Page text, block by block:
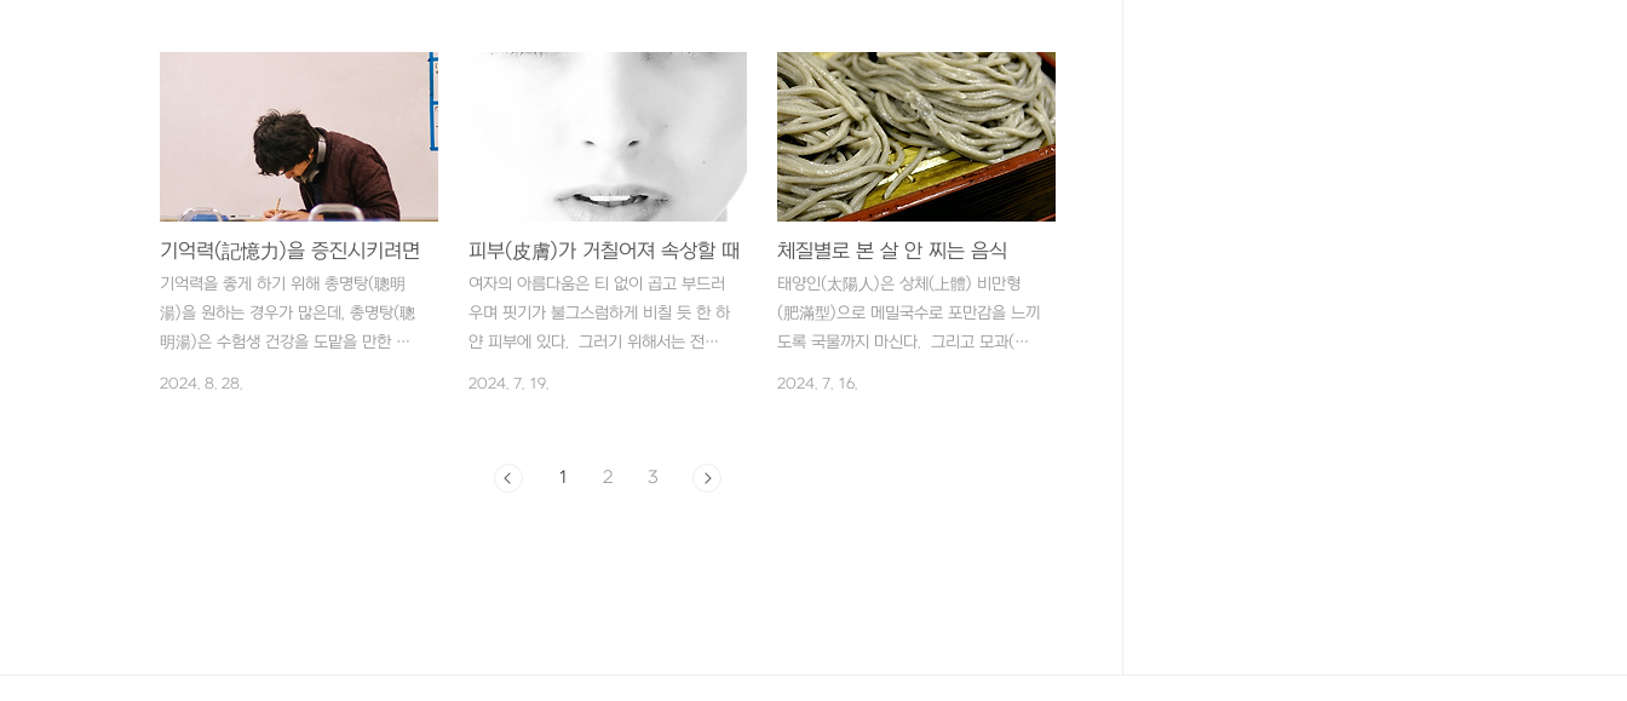
로 역시 새콤한 음식이 좋다. 그리고 오
미자차(五味子茶)가 가장 무난하고 효과
가 있다. 특히 눈이 침침해지고 입이 마
르며 침이 걸쭉해지고 입에서 냄새가 날
때 마시도록 한다. 매실(梅實)은 여름
더위로 온몸이 펄펄 끓을 때나 여름 설사
(泄瀉)에 좋다. 오매(烏梅)는 매실(梅
實)을 검게 태운 것으로 건재약국에서 구
입할 수 있는데, 이것을 흐르는 물에 씻
(綠茶)는 갈증(渴症)이 나고 속이 답답
하며 머리가 아프고 눈이 껄끄러울 때 좋
다.”고 했다. 또한 녹차(綠茶)는 각성(覺
醒)작용이 있어 수면(睡眠)을 덜어주며
체내 수분대사(水分代謝)를 촉진시켜 소
변(小便)을 순조롭게 해준다. 그리고 ‘온
역(溫疫)’이라는 질병에 아주 좋은데, 온
피성 체질인 경우에는 더 심하다. 여름
을 타면 머리가 무겁고 맑지 못하며, 자
주 졸리고 눕고만 싶으며, 하품을 자주
한다. 또한 기억력이 떨어지며, 매사에
의욕이 없고 초조하며, 화를 잘 내고 끈
기가 없어진다. 뿐만 아니라 눈꺼풀이
잘 떨리고 다리에 쥐가 잘 나며 항상 미
열(微熱)을 느끼고 우울하다. 이렇게 여
름나기 힘든 수험생에게 가장 좋은 식품
은 까치콩이다. 동의보감(東醫寶鑑)에
기억력(記憶力)을 증진시키려면
기억력을 좋게 하기 위해 총명탕(聰明
湯)을 원하는 경우가 많은데, 총명탕(聰
明湯)은 수험생 건강을 도맡을 만한 대
2024. 8. 28.
피부(皮膚)가 거칠어져 속상할 때
여자의 아름다움은 티 없이 곱고 부드러
우며 핏기가 불그스럼하게 비칠 듯 한 하
얀 피부에 있다. 그러기 위해서는 전신
피부(皮膚)에 효과가 있으며 누렇게 들
2024. 7. 19.
체질별로 본 살 안 찌는 음식
태양인(太陽人)은 상체(上體) 비만형
(肥滿型)으로 메밀국수로 포만감을 느끼
도록 국물까지 마신다. 그리고 모과(木
2024. 7. 16.
1 2 3